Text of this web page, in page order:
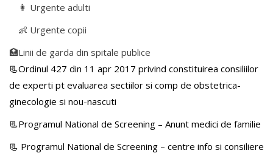
👩 Urgente adulti
👶 Urgente copii
🏥Linii de garda din spitale publice
📃Ordinul 427 din 11 apr 2017 privind constituirea consiliilor
de experti pt evaluarea sectiilor si comp de obstetrica-
ginecologie si nou-nascuti
📃Programul National de Screening – Anunt medici de familie
📃 Programul National de Screening – centre info si consiliere